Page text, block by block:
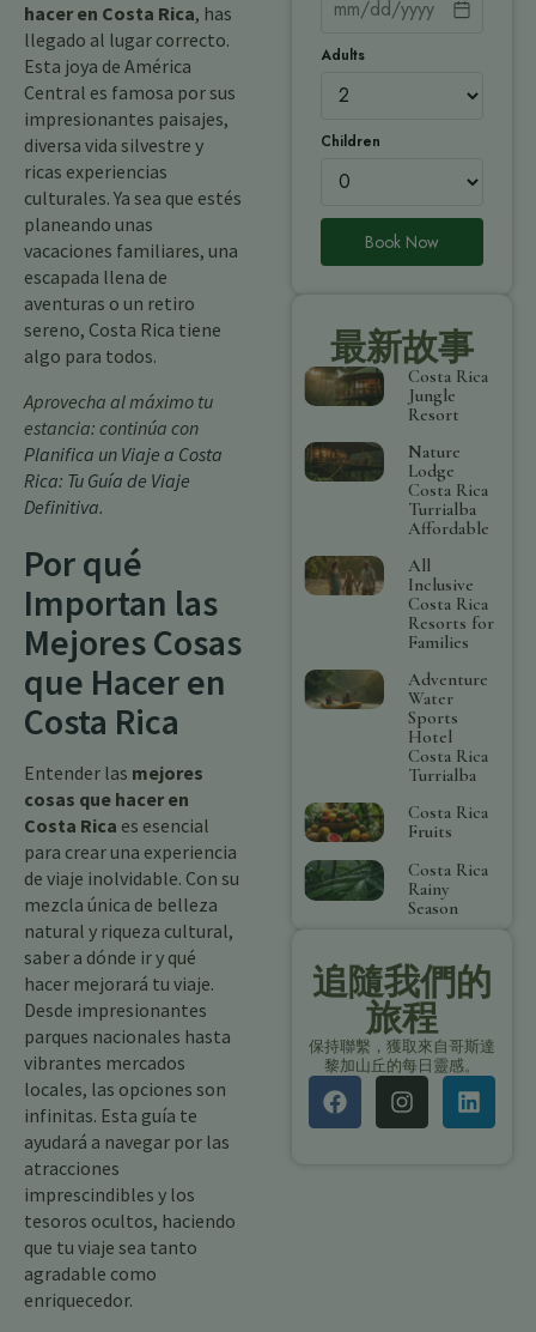
hacer en Costa Rica, has
llegado al lugar correcto.
Esta joya de América
Central es famosa por sus
impresionantes paisajes,
diversa vida silvestre y
ricas experiencias
culturales. Ya sea que estés
planeando unas
vacaciones familiares, una
escapada llena de
aventuras o un retiro
sereno, Costa Rica tiene
algo para todos.
Aprovecha al máximo tu
estancia: continúa con
Planifica un Viaje a Costa
Rica: Tu Guía de Viaje
Definitiva.
Por qué
Importan las
Mejores Cosas
que Hacer en
Costa Rica
Entender las mejores
cosas que hacer en
Costa Rica es esencial
para crear una experiencia
de viaje inolvidable. Con su
mezcla única de belleza
natural y riqueza cultural,
saber a dónde ir y qué
hacer mejorará tu viaje.
Desde impresionantes
parques nacionales hasta
vibrantes mercados
locales, las opciones son
infinitas. Esta guía te
ayudará a navegar por las
atracciones
imprescindibles y los
tesoros ocultos, haciendo
que tu viaje sea tanto
agradable como
enriquecedor.
Adults
Children
Book Now
最新故事
Costa Rica
Jungle
Resort
Nature
Lodge
Costa Rica
Turrialba
Affordable
All
Inclusive
Costa Rica
Resorts for
Families
Adventure
Water
Sports
Hotel
Costa Rica
Turrialba
Costa Rica
Fruits
Costa Rica
Rainy
Season
追隨我們的
旅程
保持聯繫，獲取來自哥斯達
黎加山丘的每日靈感。